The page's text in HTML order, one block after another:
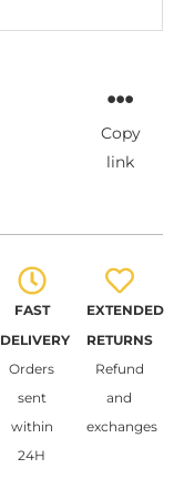
Copy
link
FAST
DELIVERY
Orders
sent
within
24H
EXTENDED
RETURNS
Refund
and
exchanges